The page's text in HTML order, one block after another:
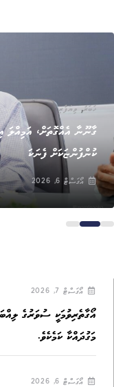
ޚަބަރު,ވިޔަފާރި
ގާނޫނާ އެއްގޮތަށް، އަމިއްލަ
ކުންފުންޏަކަށް ފެނަކަ
އޯގަސްޓް 6, 2026
އޯގަސްޓް 7, 2026
އޯގާތެރިވުމަކީ ސުވަރުގެ
މަގުދައްކާ ކަމެކެވެ.
އޯގަސްޓް 6, 2026